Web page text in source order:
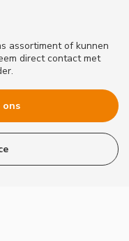
assortiment of kunnen
direct contact met